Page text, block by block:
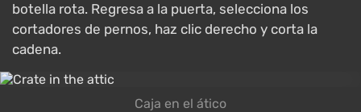
botella rota. Regresa a la puerta, selecciona los
cortadores de pernos, haz clic derecho y corta la
cadena.
Caja en el ático